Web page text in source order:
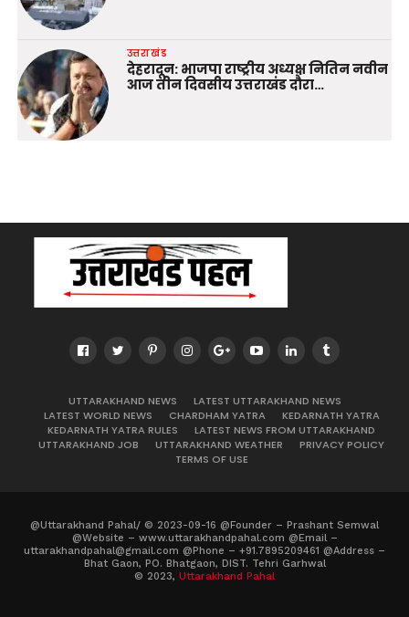
उत्तराखंड
देहरादून: भाजपा राष्ट्रीय अध्यक्ष नितिन नवीन
आज तीन दिवसीय उत्तराखंड दौरा…
UTTARAKHAND NEWS
LATEST UTTARAKHAND NEWS
LATEST WORLD NEWS
CHARDHAM YATRA
KEDARNATH YATRA
KEDARNATH YATRA RULES
LATEST NEWS FROM UTTARAKHAND
UTTARAKHAND JOB
UTTARAKHAND WEATHER
PRIVACY POLICY
TERMS OF USE
@Uttarakhand Pahal/ © 2023-09-16 @Founder – Prashant Semwal
@Website – www.uttarakhandpahal.com @Email –
uttarakhandpahal@gmail.com @Phone – +91.7895209461 @Address –
Bhat Gaon, PO. Bhatgaon, DIST. Tehri Garhwal
© 2023, Uttarakhand Pahal